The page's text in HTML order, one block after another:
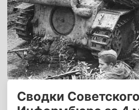
Сводки Советского